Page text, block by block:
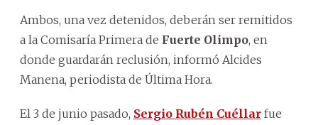
Ambos, una vez detenidos, deberán ser remitidos
a la Comisaría Primera de Fuerte Olimpo, en
donde guardarán reclusión, informó Alcides
Manena, periodista de Última Hora.
El 3 de junio pasado, Sergio Rubén Cuéllar fue